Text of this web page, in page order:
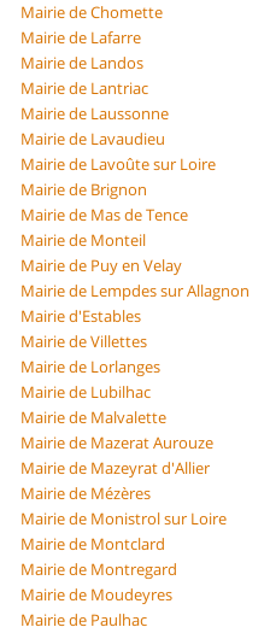
Mairie de Chomette
Mairie de Lafarre
Mairie de Landos
Mairie de Lantriac
Mairie de Laussonne
Mairie de Lavaudieu
Mairie de Lavoûte sur Loire
Mairie de Brignon
Mairie de Mas de Tence
Mairie de Monteil
Mairie de Puy en Velay
Mairie de Lempdes sur Allagnon
Mairie d'Estables
Mairie de Villettes
Mairie de Lorlanges
Mairie de Lubilhac
Mairie de Malvalette
Mairie de Mazerat Aurouze
Mairie de Mazeyrat d'Allier
Mairie de Mézères
Mairie de Monistrol sur Loire
Mairie de Montclard
Mairie de Montregard
Mairie de Moudeyres
Mairie de Paulhac